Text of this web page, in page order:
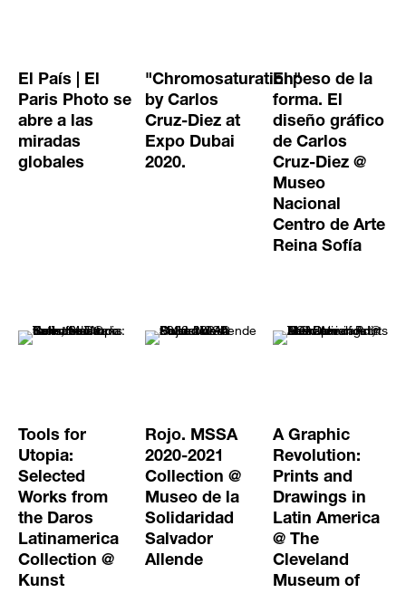
El País | El
Paris Photo se
abre a las
miradas
globales
"Chromosaturation"
by Carlos
Cruz-Diez at
Expo Dubai
2020.
El peso de la
forma. El
diseño gráfico
de Carlos
Cruz-Diez @
Museo
Nacional
Centro de Arte
Reina Sofía
Tools for
Utopia:
Selected
Works from
the Daros
Latinamerica
Collection @
Kunst
Rojo. MSSA
2020-2021
Collection @
Museo de la
Solidaridad
Salvador
Allende
A Graphic
Revolution:
Prints and
Drawings in
Latin America
@ The
Cleveland
Museum of